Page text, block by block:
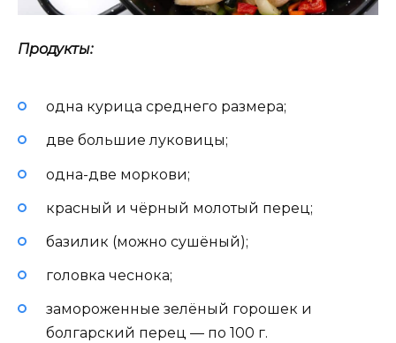
Продукты:
одна курица среднего размера;
две большие луковицы;
одна-две моркови;
красный и чёрный молотый перец;
базилик (можно сушёный);
головка чеснока;
замороженные зелёный горошек и
болгарский перец — по 100 г.